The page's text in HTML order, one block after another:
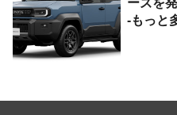
ーズを
-もっと